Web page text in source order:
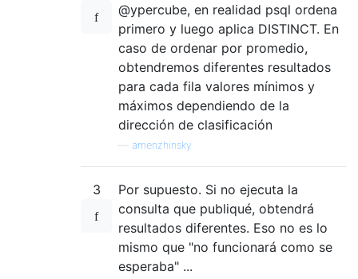
@ypercube, en realidad psql ordena
primero y luego aplica DISTINCT. En
caso de ordenar por promedio,
obtendremos diferentes resultados
para cada fila valores mínimos y
máximos dependiendo de la
dirección de clasificación
amenzhinsky
3
Por supuesto. Si no ejecuta la
consulta que publiqué, obtendrá
resultados diferentes. Eso no es lo
mismo que "no funcionará como se
esperaba" ...